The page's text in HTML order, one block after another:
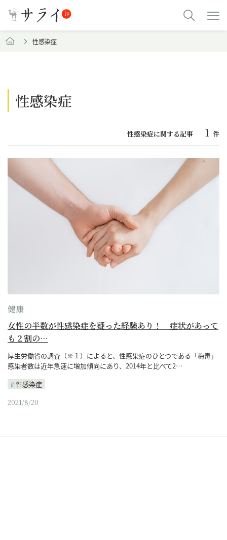
性感染症
性感染症
性感染症に関する記事 1 件
健康
女性の半数が性感染症を疑った経験あり！ 症状があって
も２割の…
厚生労働省の調査（※１）によると、性感染症のひとつである「梅毒」
感染者数は近年急速に増加傾向にあり、2014年と比べて2…
性感染症
2021/8/20